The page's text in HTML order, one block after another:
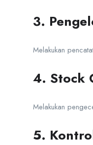
3.
Melakukan
4. Stock
Melakukan
5.